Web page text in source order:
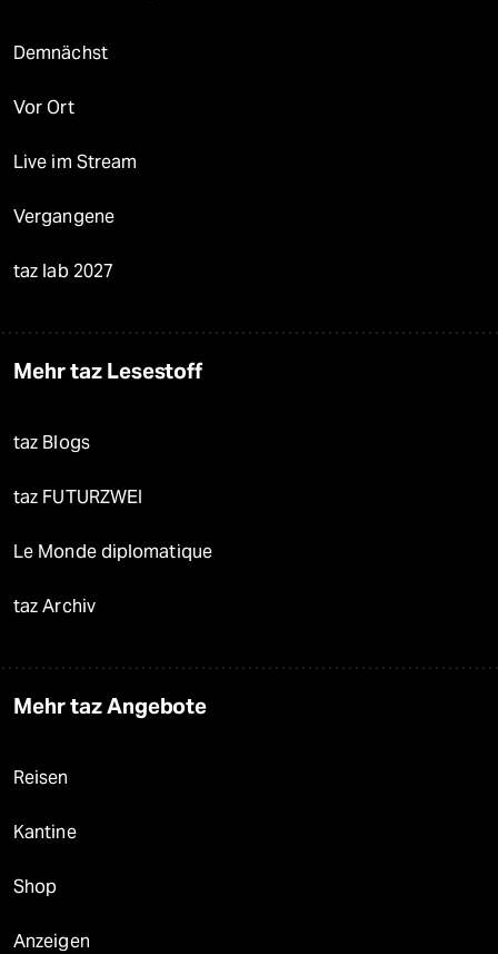
Demnächst
Vor Ort
Live im Stream
Vergangene
taz lab 2027
Mehr taz Lesestoff
taz Blogs
taz FUTURZWEI
Le Monde diplomatique
taz Archiv
Mehr taz Angebote
Reisen
Kantine
Shop
Anzeigen